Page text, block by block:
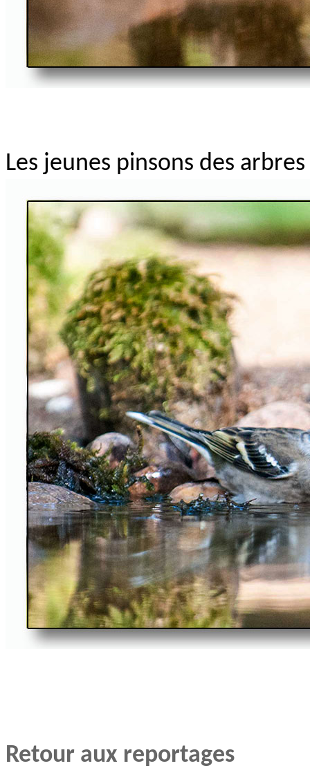
Les jeunes pinsons des
Retour aux reportages